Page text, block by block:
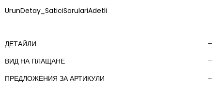
UrunDetay_SaticiSorulariAdetli
ДЕТАЙЛИ
ВИД НА ПЛАЩАНЕ
ПРЕДЛОЖЕНИЯ ЗА АРТИКУЛИ